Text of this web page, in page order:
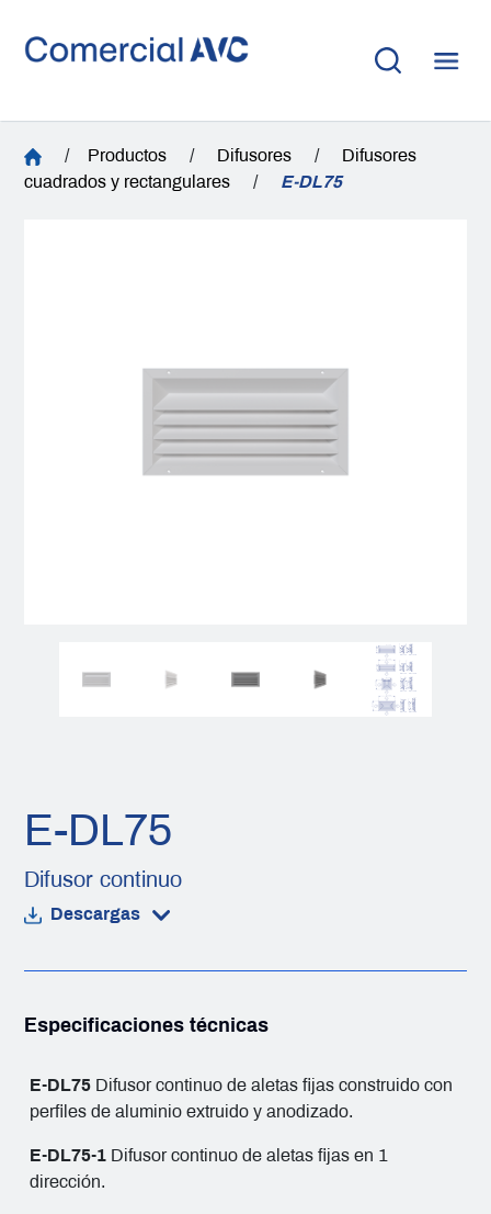
/ Productos / Difusores /
Difusores
cuadrados y rectangulares
/ E-DL75
E-DL75
Difusor continuo
Descargas
Especificaciones técnicas
E-DL75 Difusor continuo de aletas fijas construido con
perfiles de aluminio extruido y anodizado.
E-DL75-1 Difusor continuo de aletas fijas en 1
dirección.